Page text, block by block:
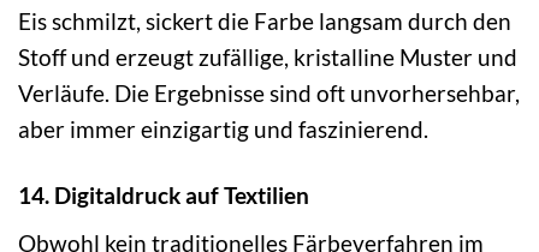
Eis schmilzt, sickert die Farbe langsam durch den
Stoff und erzeugt zufällige, kristalline Muster und
Verläufe. Die Ergebnisse sind oft unvorhersehbar,
aber immer einzigartig und faszinierend.
14. Digitaldruck auf Textilien
Obwohl kein traditionelles Färbeverfahren im